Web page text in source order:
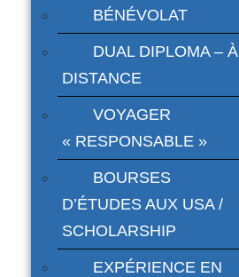
BÉNÉVOLAT
DUAL DIPLOMA – À
DISTANCE
VOYAGER
« RESPONSABLE »
BOURSES
D’ÉTUDES AUX USA /
SCHOLARSHIP
EXPÉRIENCE EN